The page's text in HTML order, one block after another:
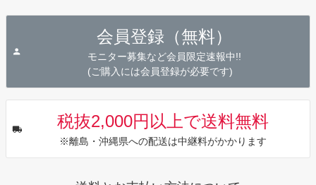
会員登録（無料）
モニター募集など会員限定速報中!!
(ご購入には会員登録が必要です)
税抜2,000円以上で送料無料
※離島・沖縄県への配送は中継料がかかります